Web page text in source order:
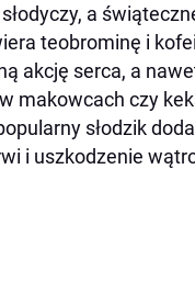
a
teobrominę i
akcję serca, a
makowcach czy
słodzik
i uszkodzenie